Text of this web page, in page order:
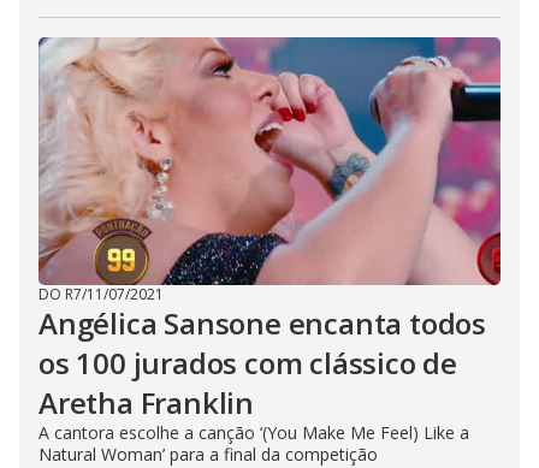
DO R7/11/07/2021
Angélica Sansone encanta todos
os 100 jurados com clássico de
Aretha Franklin
A cantora escolhe a canção ‘(You Make Me Feel) Like a
Natural Woman’ para a final da competição